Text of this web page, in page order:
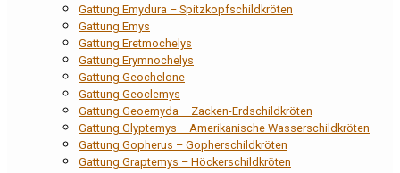
Gattung Emydura – Spitzkopfschildkröten
Gattung Emys
Gattung Eretmochelys
Gattung Erymnochelys
Gattung Geochelone
Gattung Geoclemys
Gattung Geoemyda – Zacken-Erdschildkröten
Gattung Glyptemys – Amerikanische Wasserschildkröten
Gattung Gopherus – Gopherschildkröten
Gattung Graptemys – Höckerschildkröten